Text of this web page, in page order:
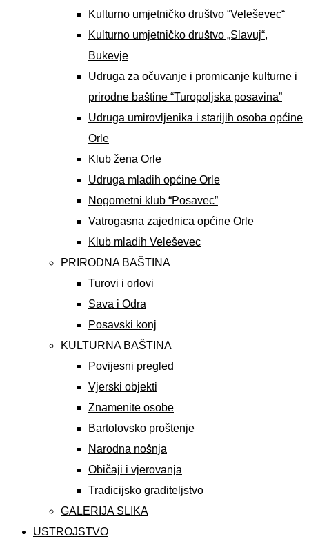
Kulturno umjetničko društvo “Veleševec“
Kulturno umjetničko društvo „Slavuj“,
Bukevje
Udruga za očuvanje i promicanje kulturne i
prirodne baštine “Turopoljska posavina”
Udruga umirovljenika i starijih osoba općine
Orle
Klub žena Orle
Udruga mladih općine Orle
Nogometni klub “Posavec”
Vatrogasna zajednica općine Orle
Klub mladih Veleševec
PRIRODNA BAŠTINA
Turovi i orlovi
Sava i Odra
Posavski konj
KULTURNA BAŠTINA
Povijesni pregled
Vjerski objekti
Znamenite osobe
Bartolovsko proštenje
Narodna nošnja
Običaji i vjerovanja
Tradicijsko graditeljstvo
GALERIJA SLIKA
USTROJSTVO